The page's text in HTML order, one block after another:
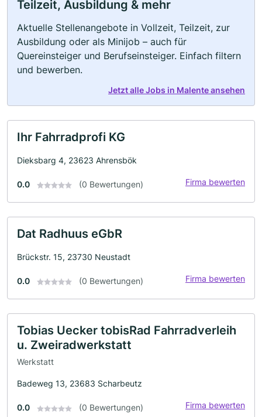
Teilzeit, Ausbildung & mehr
Aktuelle Stellenangebote in Vollzeit, Teilzeit, zur
Ausbildung oder als Minijob – auch für
Quereinsteiger und Berufseinsteiger. Einfach filtern
und bewerben.
Jetzt alle Jobs in Malente ansehen
Ihr Fahrradprofi KG
Dieksbarg 4, 23623 Ahrensbök
0.0 (0 Bewertungen) Firma bewerten
Dat Radhuus eGbR
Brückstr. 15, 23730 Neustadt
0.0 (0 Bewertungen) Firma bewerten
Tobias Uecker tobisRad Fahrradverleih
u. Zweiradwerkstatt
Werkstatt
Badeweg 13, 23683 Scharbeutz
0.0 (0 Bewertungen) Firma bewerten